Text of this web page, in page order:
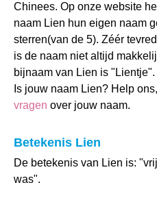
Chinees. Op onze website
naam Lien hun eigen naam
sterren(van de 5). Zéér
is de naam niet altijd
bijnaam van Lien is "Lientje".
Is jouw naam Lien? Help
vragen over jouw naam.
Betekenis Lien
De betekenis van Lien is:
was".